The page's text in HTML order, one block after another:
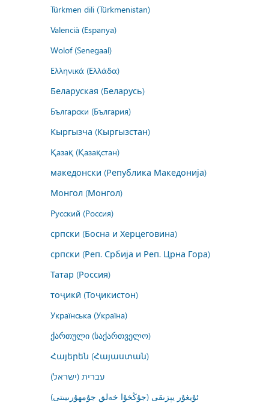
Türkmen dili (Türkmenistan)
Valencià (Espanya)
Wolof (Senegaal)
Ελληνικά (Ελλάδα)
Беларуская (Беларусь)
Български (България)
Кыргызча (Кыргызстан)
Қазақ (Қазақстан)
македонски (Република Македонија)
Монгол (Монгол)
Русский (Россия)
српски (Босна и Херцеговина)
српски (Реп. Србија и Реп. Црна Гора)
Татар (Россия)
тоҷикӣ (Тоҷикистон)
Українська (Україна)
ქართული (საქართველო)
Հայերեն (Հայաստան)
עברית (ישראל)
ئۇيغۇر يېزىقى (جۇڭخۇا خەلق جۇمھۇرىيىتى)